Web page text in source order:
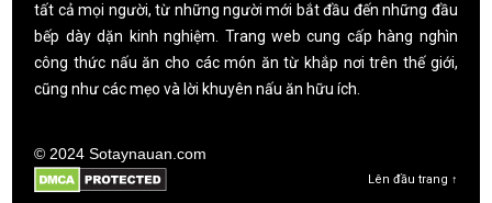
tất cả mọi người, từ những người mới bắt đầu đến những đầu
bếp dày dặn kinh nghiệm. Trang web cung cấp hàng nghìn
công thức nấu ăn cho các món ăn từ khắp nơi trên thế giới,
cũng như các mẹo và lời khuyên nấu ăn hữu ích.
© 2024 Sotaynauan.com
Lên đầu trang ↑